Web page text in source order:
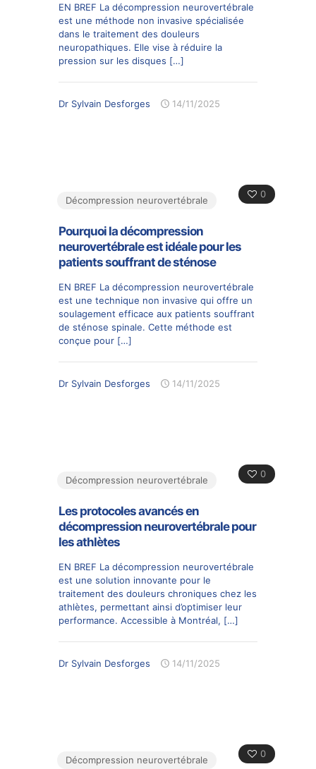
EN BREF La décompression neurovertébrale
est une méthode non invasive spécialisée
dans le traitement des douleurs
neuropathiques. Elle vise à réduire la
pression sur les disques […]
Dr Sylvain Desforges 14/11/2025
0
Décompression neurovertébrale
Pourquoi la décompression
neurovertébrale est idéale pour les
patients souffrant de sténose
EN BREF La décompression neurovertébrale
est une technique non invasive qui offre un
soulagement efficace aux patients souffrant
de sténose spinale. Cette méthode est
conçue pour […]
Dr Sylvain Desforges 14/11/2025
0
Décompression neurovertébrale
Les protocoles avancés en
décompression neurovertébrale pour
les athlètes
EN BREF La décompression neurovertébrale
est une solution innovante pour le
traitement des douleurs chroniques chez les
athlètes, permettant ainsi d’optimiser leur
performance. Accessible à Montréal, […]
Dr Sylvain Desforges 14/11/2025
0
Décompression neurovertébrale